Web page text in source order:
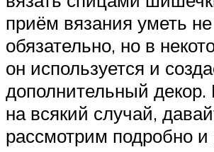
приём вязания уметь
обязательно, но в
он используется и
дополнительный декор.
на всякий случай,
рассмотрим подробно и